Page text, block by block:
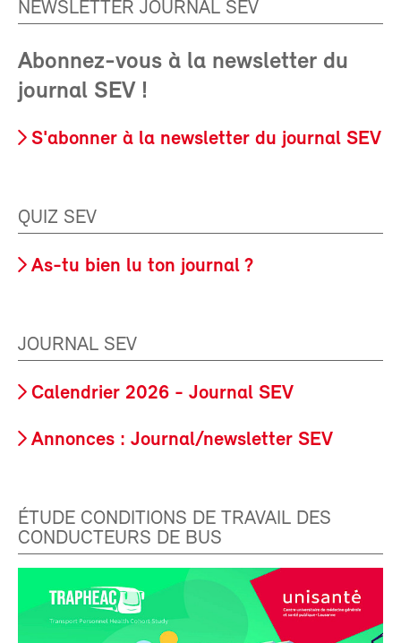
NEWSLETTER JOURNAL SEV
Abonnez-vous à la newsletter du
journal SEV !
S'abonner à la newsletter du journal SEV
QUIZ SEV
As-tu bien lu ton journal ?
JOURNAL SEV
Calendrier 2026 - Journal SEV
Annonces : Journal/newsletter SEV
ÉTUDE CONDITIONS DE TRAVAIL DES
CONDUCTEURS DE BUS